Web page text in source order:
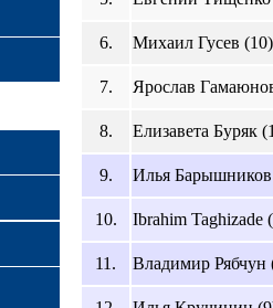
6. Михаил Гусев (10)
7. Ярослав
8. Елизавета Буряк
9. Илья Барышников
10. Ibrahim Taghizade
11. Владимир Рябчун